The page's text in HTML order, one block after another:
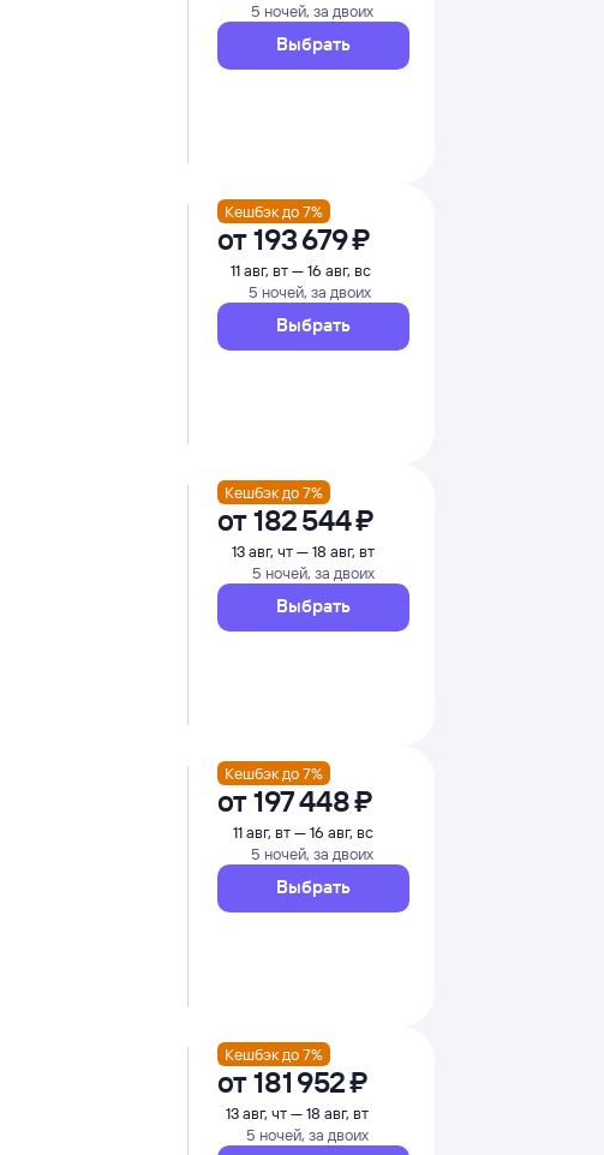
5 ночей, за двоих
Выбрать
Кешбэк до 7%
от193 ⁠679 ⁠₽
11 авг, вт — 16 авг, вс
5 ночей, за двоих
Выбрать
Кешбэк до 7%
от182 ⁠544 ⁠₽
13 авг, чт — 18 авг, вт
5 ночей, за двоих
Выбрать
Кешбэк до 7%
от197 ⁠448 ⁠₽
11 авг, вт — 16 авг, вс
5 ночей, за двоих
Выбрать
Кешбэк до 7%
от181 ⁠952 ⁠₽
13 авг, чт — 18 авг, вт
5 ночей, за двоих